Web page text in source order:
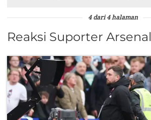
4 dari 4 halaman
Reaksi Suporter Arsenal